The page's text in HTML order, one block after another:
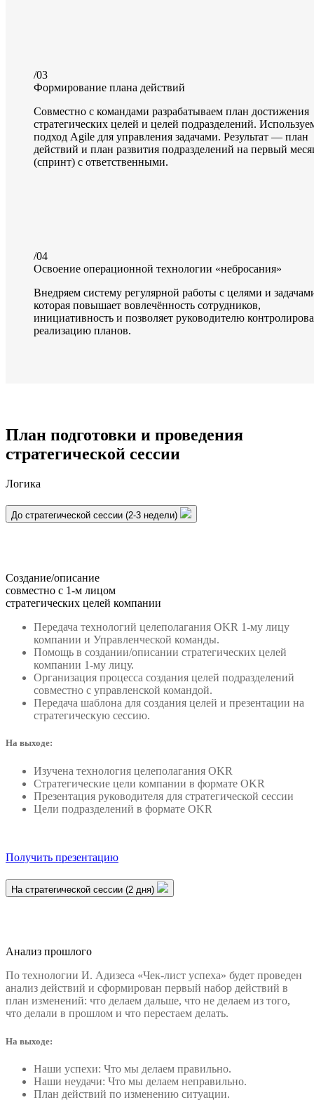
/03
Формирование плана действий
Совместно с командами разрабатываем план достижения
стратегических целей и целей подразделений.
подход Agile для управления задачами. Результат — план
действий и план развития подразделений на первый
(спринт) с ответственными.
/04
Освоение операционной технологии «небросания»
Внедряем систему регулярной работы с целями и
которая повышает вовлечённость сотрудников,
инициативность и позволяет руководителю
реализацию планов.
План подготовки и проведения
стратегической сессии
Логика
До стратегической сессии (2-3 недели)
Создание/описание
совместно с 1-м лицом
стратегических целей компании
Передача технологий целеполагания OKR 1-му лицу
компании и Управленческой команды.
Помощь в создании/описании стратегических целей
компании 1-му лицу.
Организация процесса создания целей подразделений
совместно с управленской командой.
Передача шаблона для создания целей и презентации на
стратегическую сессию.
На выходе:
Изучена технология целеполагания OKR
Стратегические цели компании в формате OKR
Презентация руководителя для стратегической сессии
Цели подразделений в формате OKR
Получить презентацию
На стратегической сессии (2 дня)
Анализ прошлого
По технологии И. Адизеса «Чек-лист успеха» будет проведен
анализ действий и сформирован первый набор действий в
план изменений: что делаем дальше, что не делаем из того,
что делали в прошлом и что перестаем делать.
На выходе:
Наши успехи: Что мы делаем правильно.
Наши неудачи: Что мы делаем неправильно.
План действий по изменению ситуации.